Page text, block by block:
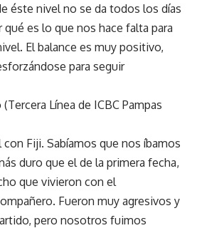
éste nivel no se da todos los días
qué es lo que nos hace falta para
El balance es muy positivo,
para seguir
(Tercera Línea de ICBC Pampas
con Fiji. Sabíamos que nos íbamos
duro que el de la primera fecha,
que vivieron con el
Fueron muy agresivos y
pero nosotros fuimos